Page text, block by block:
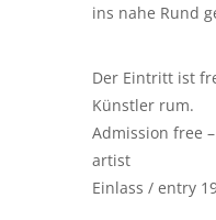
ins nahe Rund
Der Eintritt ist
Künstler rum.
Admission free
artist
Einlass / entry